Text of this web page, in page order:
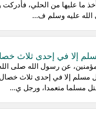
ما عليها من الحلي، فأدركت
عليه وسلم ف...
إلا في إحدى ثلاث
عن رسول الله صلى
مسلم إلا في إحدى ثلاث
مسلما متعمدا، ورجل ي...